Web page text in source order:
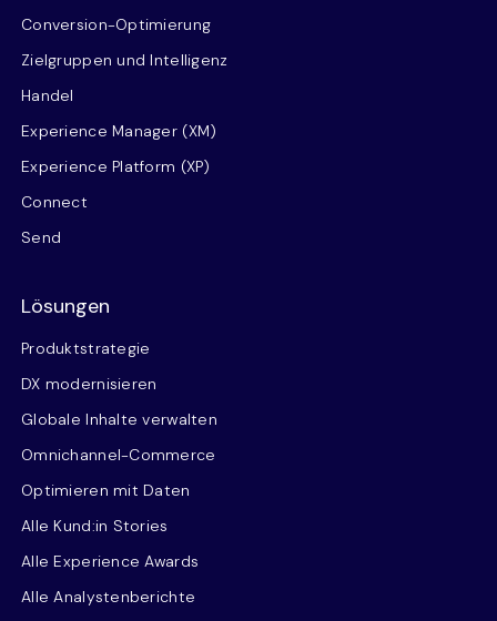
Conversion-Optimierung
Zielgruppen und Intelligenz
Handel
Experience Manager (XM)
Experience Platform (XP)
Connect
Send
Lösungen
Produktstrategie
DX modernisieren
Globale Inhalte verwalten
Omnichannel-Commerce
Optimieren mit Daten
Alle Kund:in Stories
Alle Experience Awards
Alle Analystenberichte